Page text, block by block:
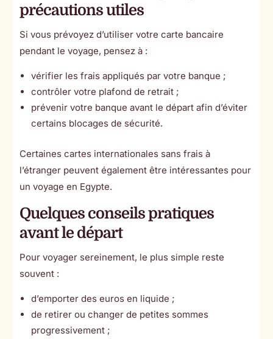
précautions utiles
Si vous prévoyez d’utiliser votre carte bancaire
pendant le voyage, pensez à :
vérifier les frais appliqués par votre banque ;
contrôler votre plafond de retrait ;
prévenir votre banque avant le départ afin d’éviter
certains blocages de sécurité.
Certaines cartes internationales sans frais à
l’étranger peuvent également être intéressantes pour
un voyage en Egypte.
Quelques conseils pratiques
avant le départ
Pour voyager sereinement, le plus simple reste
souvent :
d’emporter des euros en liquide ;
de retirer ou changer de petites sommes
progressivement ;